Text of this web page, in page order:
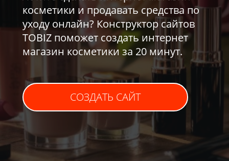
косметики и продавать средства по
уходу онлайн? Конструктор сайтов
TOBIZ поможет создать интернет
магазин косметики за 20 минут.
СОЗДАТЬ САЙТ